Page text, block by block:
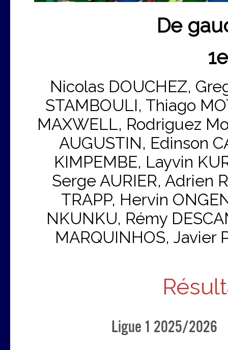
De
Nicolas DOUCHEZ,
STAMBOULI, Thiago
MAXWELL, Rodriguez
AUGUSTIN, Edinson
KIMPEMBE, Layvin
Serge AURIER, Adrien
TRAPP, Hervin
NKUNKU, Rémy
MARQUINHOS, Javier
Ligue 1 2025/2026